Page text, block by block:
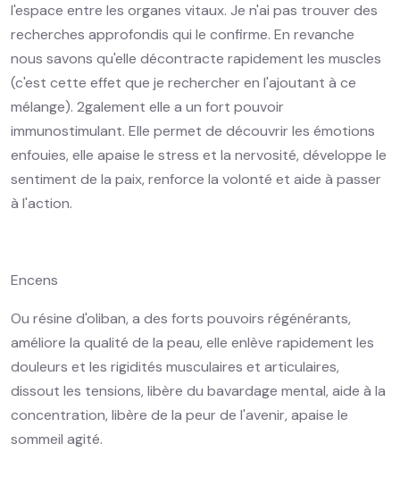
l'espace entre les organes vitaux. Je n'ai pas trouver des
recherches approfondis qui le confirme. En revanche
nous savons qu'elle décontracte rapidement les muscles
(c'est cette effet que je rechercher en l'ajoutant à ce
mélange). 2galement elle a un fort pouvoir
immunostimulant. Elle permet de découvrir les émotions
enfouies, elle apaise le stress et la nervosité, développe le
sentiment de la paix, renforce la volonté et aide à passer
à l'action.
Encens
Ou résine d'oliban, a des forts pouvoirs régénérants,
améliore la qualité de la peau, elle enlève rapidement les
douleurs et les rigidités musculaires et articulaires,
dissout les tensions, libère du bavardage mental, aide à la
concentration, libère de la peur de l'avenir, apaise le
sommeil agité.